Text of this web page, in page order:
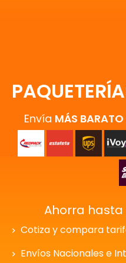
Envía MÁS BARATO
Ahorra hasta
Cotiza y compara
Envíos Nacionales e